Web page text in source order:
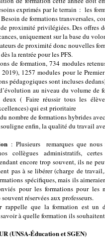
exprimés par le terrain : les
de formations transversales,
proximité privilégiées. Des offres
uniquement sur la base du
de proximité donc nouvelles
la rentrée pour les PFS.
de formation, 734 modules
1257 modules pour le
pédagogiques sont incluses
au niveau du volume de
deux ( Faire réussir tous les
qui est prioritaire
nombre de formations hybrides
enfin, la qualité du travail
: Plusieurs remarques que nous
collègues administratifs,
encore trop souvent, ils ne
pas à se libérer (charge de
spécifiques, mais ils
pour les formations pour les
réservées aux professeurs.
rappelle que la formation est un
à quelle formation ils souhaitent
(UNSA-Éducation et SGEN)